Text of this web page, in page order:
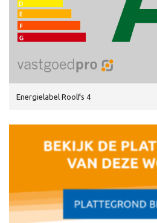
Energielabel Roolfs 4